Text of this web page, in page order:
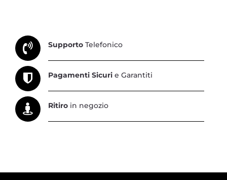
Supporto Telefonico
Pagamenti Sicuri e Garantiti
Ritiro in negozio